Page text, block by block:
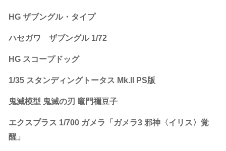
HG ザブングル・タイプ
ハセガワ ザブングル 1/72
HG スコープドッグ
1/35 スタンディングトータス Mk.II PS版
鬼滅模型 鬼滅の刃 竈門禰豆子
エクスプラス 1/700 ガメラ「ガメラ3 邪神〈イリス〉覚
醒」